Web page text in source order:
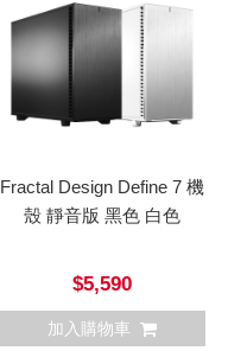
Fractal Design Define 7 機
殼 靜音版 黑色 白色
$5,590
加入購物車